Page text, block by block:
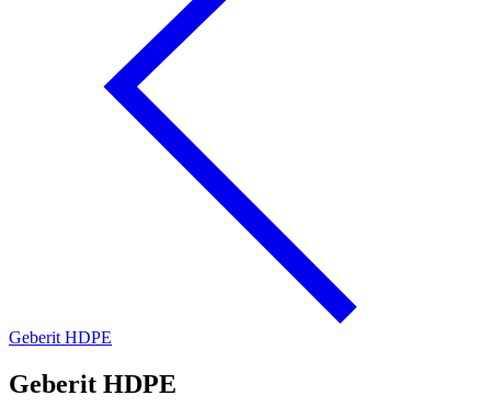
Geberit HDPE
Geberit HDPE